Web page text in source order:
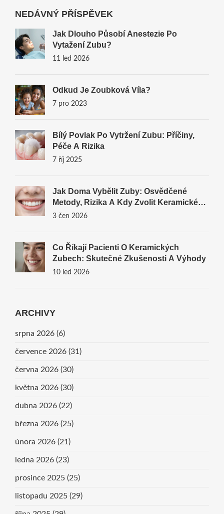
NEDÁVNÝ PŘÍSPĚVEK
Jak Dlouho Působí Anestezie Po
Vytažení Zubu?
11 led 2026
Odkud Je Zoubková Víla?
7 pro 2023
Bílý Povlak Po Vytržení Zubu: Příčiny,
Péče A Rizika
7 říj 2025
Jak Doma Vybělit Zuby: Osvědčené
Metody, Rizika A Kdy Zvolit Keramické
Fazety
3 čen 2026
Co Říkají Pacienti O Keramických
Zubech: Skutečné Zkušenosti A Výhody
10 led 2026
ARCHIVY
srpna 2026 (6)
července 2026 (31)
června 2026 (30)
května 2026 (30)
dubna 2026 (22)
března 2026 (25)
února 2026 (21)
ledna 2026 (23)
prosince 2025 (25)
listopadu 2025 (29)